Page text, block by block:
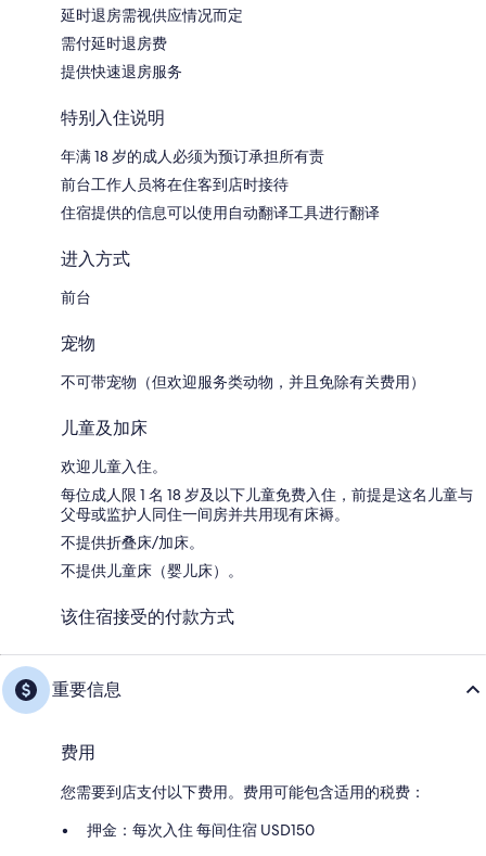
延时退房需视供应情况而定
需付延时退房费
提供快速退房服务
特别入住说明
年满 18 岁的成人必须为预订承担所有责
前台工作人员将在住客到店时接待
住宿提供的信息可以使用自动翻译工具进行翻译
进入方式
前台
宠物
不可带宠物（但欢迎服务类动物，并且免除有关费用）
儿童及加床
欢迎儿童入住。
每位成人限 1 名 18 岁及以下儿童免费入住，前提是这名儿童与
父母或监护人同住一间房并共用现有床褥。
不提供折叠床/加床。
不提供儿童床（婴儿床）。
该住宿接受的付款方式
重要信息
费用
您需要到店支付以下费用。费用可能包含适用的税费：
押金：每次入住 每间住宿 USD150